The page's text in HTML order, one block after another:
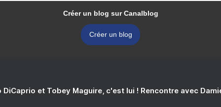
Créer un blog sur Canalblog
Créer un blog
DiCaprio et Tobey Maguire, c'est lui ! Rencontre avec